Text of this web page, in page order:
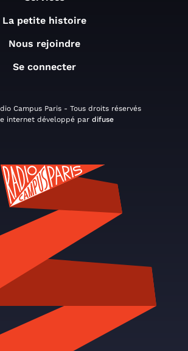
La petite histoire
Nous rejoindre
Se connecter
Campus Paris - Tous droits réservés
internet développé par difuse